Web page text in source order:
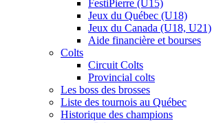
FestiPierre (U15)
Jeux du Québec (U18)
Jeux du Canada (U18, U21)
Aide financière et bourses
Colts
Circuit Colts
Provincial colts
Les boss des brosses
Liste des tournois au Québec
Historique des champions